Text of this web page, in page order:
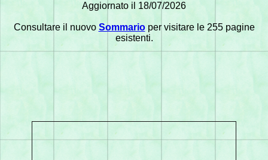
Aggiornato il 18/07/2026
Consultare il nuovo Sommarioper visitare le 255 pagine
esistenti.